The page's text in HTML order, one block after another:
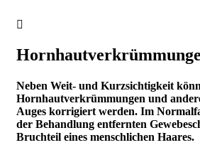
Neben Weit- und Kurzsichtigkeit
Hornhautverkrümmungen und
Auges korrigiert werden. Im
der Behandlung entfernten
Bruchteil eines menschlichen Haares.